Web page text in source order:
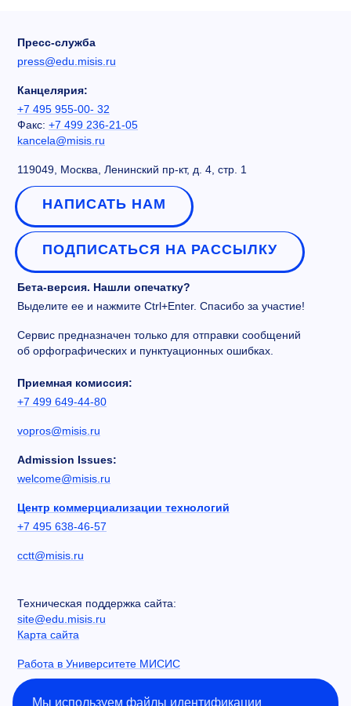
Пресс-служба
press@edu.misis.ru
Канцелярия:
+7 495 955-00- 32
Факс: +7 499 236-21-05
kancela@misis.ru
119049, Москва, Ленинский пр-кт, д. 4, стр. 1
НАПИСАТЬ НАМ
ПОДПИСАТЬСЯ НА РАССЫЛКУ
Бета-версия. Нашли опечатку?
Выделите ее и нажмите Ctrl+Enter. Спасибо за участие!
Сервис предназначен только для отправки сообщений
об орфографических и пунктуационных ошибках.
Приемная комиссия:
+7 499 649-44-80
vopros@misis.ru
Admission Issues:
welcome@misis.ru
Центр коммерциализации технологий
+7 495 638-46-57
cctt@misis.ru
Техническая поддержка сайта:
site@edu.misis.ru
Карта сайта
Работа в Университете МИСИС
Сведения об образовательной организации
Мы используем файлы идентификации